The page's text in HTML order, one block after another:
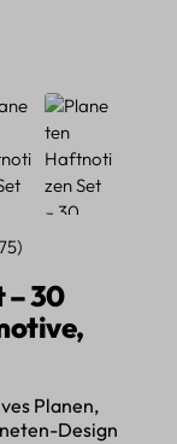
– 30
Planen,
Design